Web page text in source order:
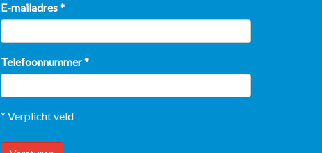
E-mailadres*
Telefoonnummer*
* Verplicht veld